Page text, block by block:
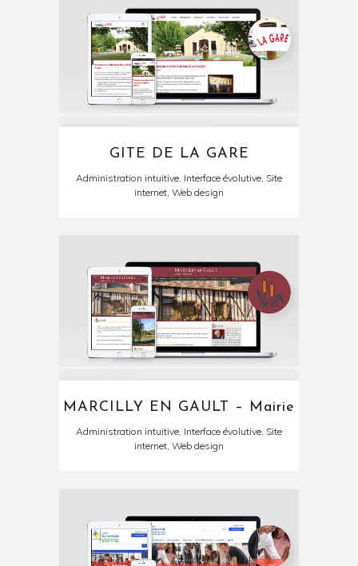
GITE DE LA GARE
Administration intuitive, Interface évolutive, Site
internet, Web design
MARCILLY EN GAULT – Mairie
Administration intuitive, Interface évolutive, Site
internet, Web design